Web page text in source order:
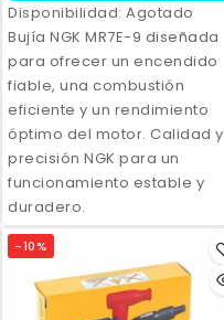
Disponibilidad: Agotado
Bujía NGK MR7E-9 diseñada
para ofrecer un encendido
fiable, una combustión
eficiente y un rendimiento
óptimo del motor. Calidad y
precisión NGK para un
funcionamiento estable y
duradero.
-10%